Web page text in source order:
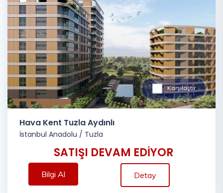
Karşılaştır
Hava Kent Tuzla Aydınlı
İstanbul Anadolu / Tuzla
SATIŞI DEVAM EDİYOR
Bilgi Al Detay